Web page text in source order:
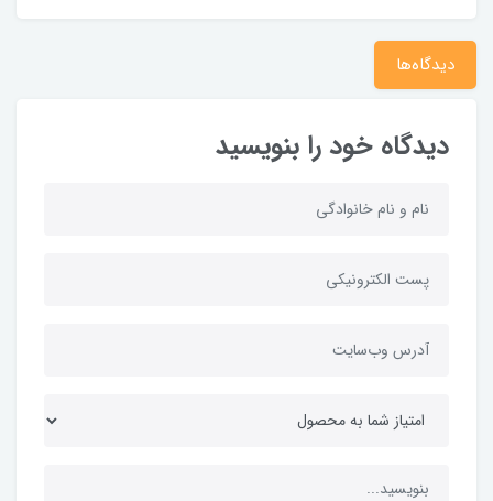
دیدگاه‌ها
دیدگاه خود را بنویسید